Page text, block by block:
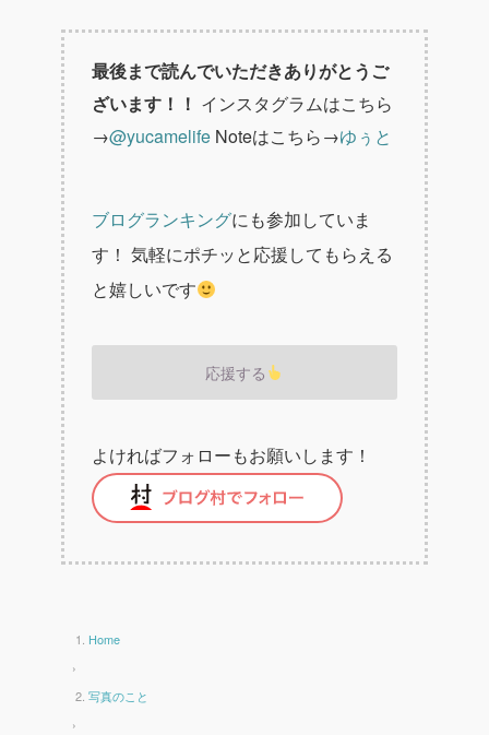
最後まで読んでいただきありがとうご
ざいます！！ インスタグラムはこちら
→@yucamelife Noteはこちら→ゆぅと
ブログランキングにも参加していま
す！ 気軽にポチッと応援してもらえる
と嬉しいです
応援する
よければフォローもお願いします！
Home
›
写真のこと
›